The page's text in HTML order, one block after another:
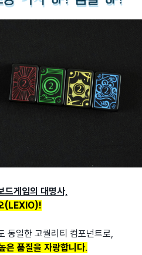
드게임의 대명사,
(LEXIO)!
동일한 고퀄리티 컴포넌트로,
은 품질을 자랑합니다.